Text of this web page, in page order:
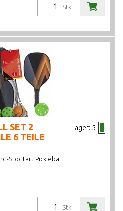
Stk.
Lager: 5
SET 2
6 TEILE
Sportart Pickleball...
Stk.